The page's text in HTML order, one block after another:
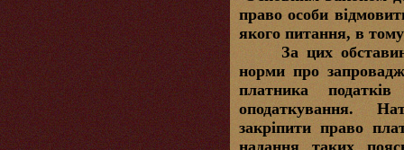
право особи
якого питання, в
За цих
норми про
платника
оподаткування.
закріпити право
надання таких